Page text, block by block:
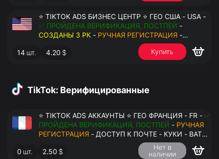
⭐ TIKTOK ADS БИЗНЕС ЦЕНТР ⭐ ГЕО США - USA -
✅ ПРОЙДЕНА ВЕРИФИКАЦИЯ, ПОСТПЕЙ -
СОЗДАНЫ 3 РК - РУЧНАЯ РЕГИСТРАЦИЯ -
ДОСТУП К ПОЧТЕ - КУКИ - ВАТ ЗАПОЛНЕН -
ПЕРЕДАЧА В АНТИДЕТЕКТ
14 шт. 4.20 $ Купить
TikTok: Верифицированные
⭐ TIKTOK ADS АККАУНТЫ ⭐ ГЕО ФРАНЦИЯ - FR - ✅
ПРОЙДЕНА ВЕРИФИКАЦИЯ, ПОСТПЕЙ - РУЧНАЯ
РЕГИСТРАЦИЯ - ДОСТУП К ПОЧТЕ - КУКИ - ВАТ
ЗАПОЛНЕН - ПЕРЕДАЧА В АНТИДЕТЕКТ
0 шт. 2.50 $
Нет в
наличии